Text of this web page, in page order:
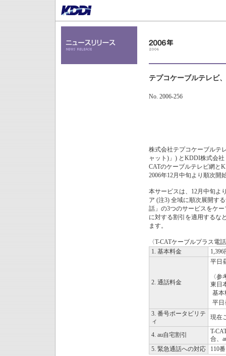
テプコケーブルテレビ
No. 2006-256
株式会社テプコケーブルテ
ャット)」) とKDDI株式会
CATのケーブルテレビ網と
2006年12月中旬より順次開
本サービスは、12月中旬よ
ア (注3) 全域に順次展開す
話」の3つのサービスをケ
に対する割引を適用するな
ます。
〈T-CATケーブルプラス電
1. 基本料金
2. 通話料金
平日
〈参
東日
基本
平日
3. 番号ポータビリテ
ィ
現在
4. au自宅割引
T-
合、
5. 緊急通話への対応
110